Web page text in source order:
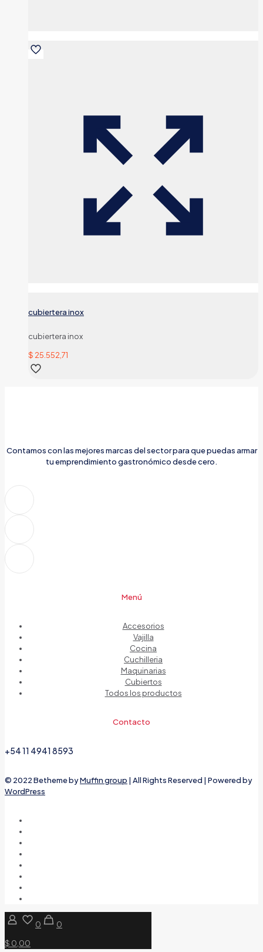
cubiertera inox
cubiertera inox
$ 25.552,71
Contamos con las mejores marcas del sector para que puedas armar
tu emprendimiento gastronómico desde cero.
Menú
Accesorios
Vajilla
Cocina
Cuchilleria
Maquinarias
Cubiertos
Todos los productos
Contacto
+54 11 4941 8593
© 2022 Betheme byMuffin group | All Rights Reserved | Powered by
WordPress
0
0
$ 0,00